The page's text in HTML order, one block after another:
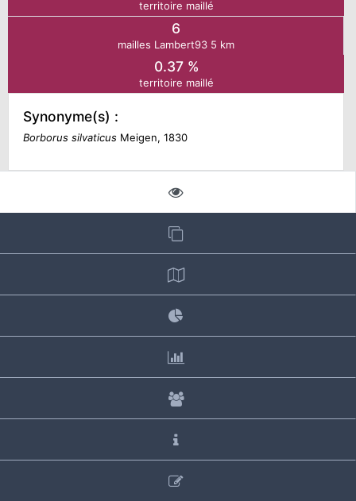
territoire maillé
6
mailles Lambert93 5 km
0.37 %
territoire maillé
Synonyme(s) :
Borborus silvaticusMeigen, 1830